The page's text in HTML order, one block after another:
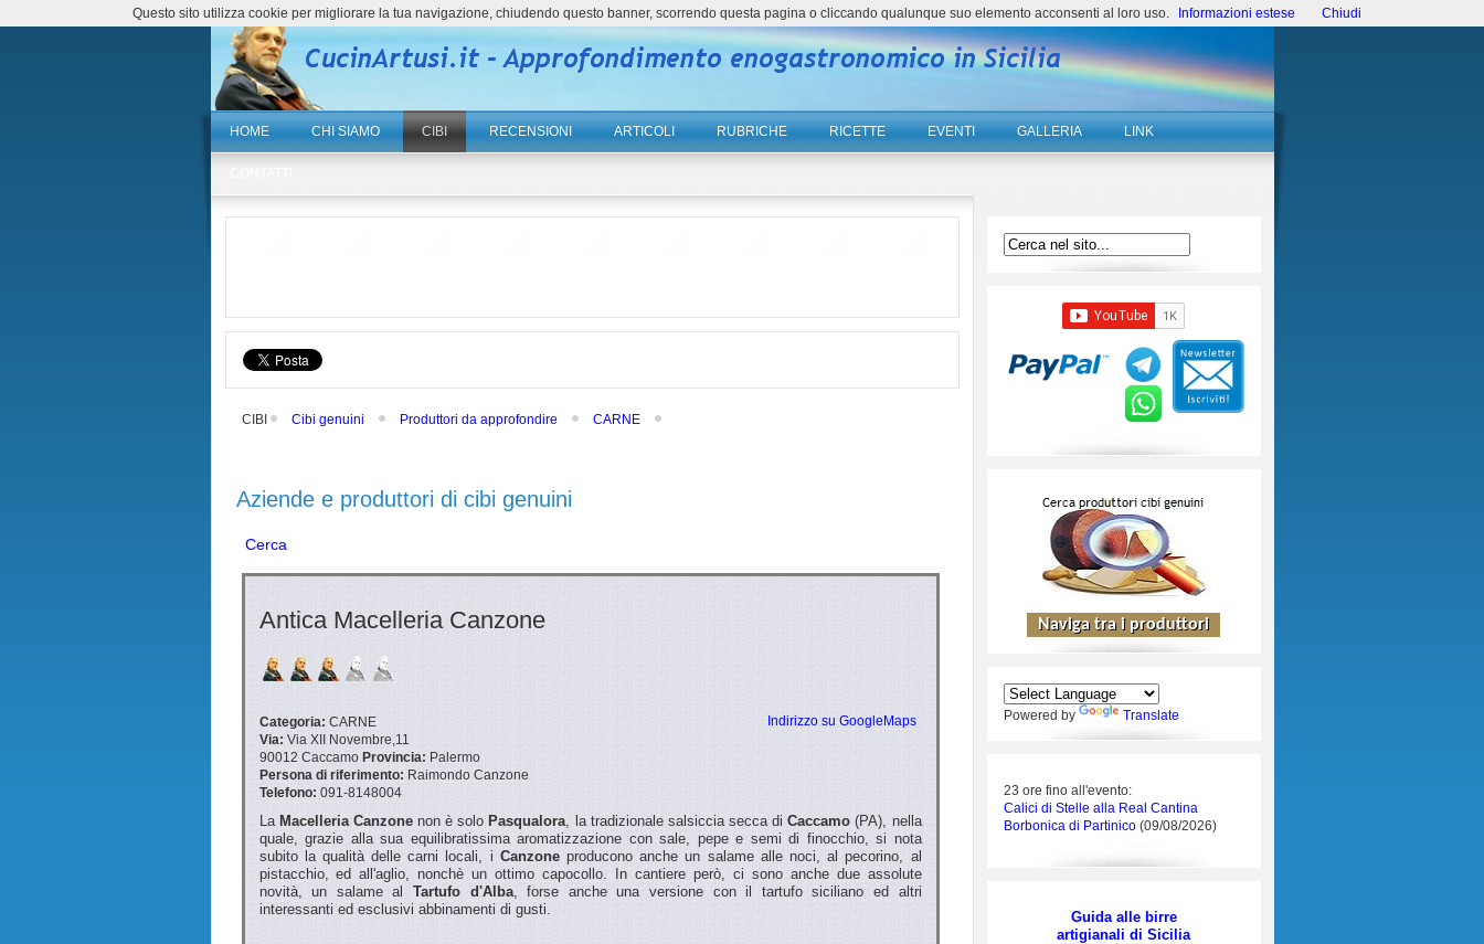
HOME CHI SIAMO CIBI RECENSIONI ARTICOLI RUBRICHE RICETTE EVENTI GALLERIA LINK
CIBI Cibi genuini Produttori da approfondire CARNE
Aziende e produttori di cibi genuini
Cerca
Antica Macelleria Canzone
Indirizzo su GoogleMaps
Categoria: CARNE
Via: Via XII Novembre,11
90012 Caccamo Provincia: Palermo
Persona di riferimento: Raimondo Canzone
Telefono: 091-8148004
La Macelleria Canzonenon è solo Pasqualora, la tradizionale salsiccia secca diCaccamo (PA), nella
quale, grazie alla sua equilibratissima aromatizzazione con sale, pepe e semi di finocchio, si nota
subito la qualità delle carni locali, i Canzoneproducono anche un salame alle noci, al pecorino, al
pistacchio, ed all'aglio, nonchè un ottimo capocollo. In cantiere però, ci sono anche due assolute
novità, un salame al Tartufo d'Alba, forse anche una versione con il tartufo siciliano ed altri
interessanti ed esclusivi abbinamenti di gusti.
Powered by Translate
23 ore fino all'evento:
Calici di Stelle alla Real Cantina
Borbonica di Partinico (09/08/2026)
Guida alle birre
artigianali di Sicilia
Questo sito utilizza cookie per migliorare la tua navigazione, chiudendo questo banner, scorrendo questa pagina o cliccando qualunque suo elemento acconsenti al loro uso. Informazioni estese Chiudi